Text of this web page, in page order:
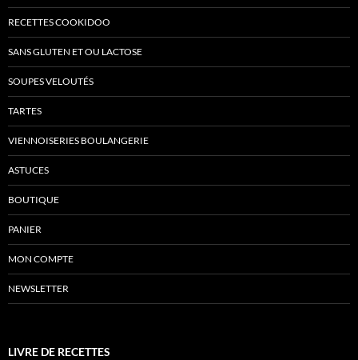
RECETTES COOKIDOO
SANS GLUTEN ET OU LACTOSE
SOUPES VELOUTÉS
TARTES
VIENNOISERIES BOULANGERIE
ASTUCES
BOUTIQUE
PANIER
MON COMPTE
NEWSLETTER
LIVRE DE RECETTES